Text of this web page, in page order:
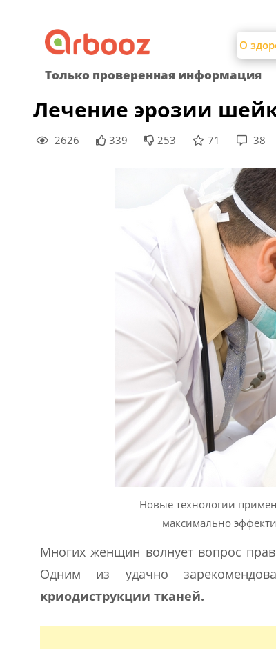
content
О
Только проверенная информация
Лечение эрозии
2626 339 253 71 38
Новые технологии
максимально
Многих женщин волнует вопрос
Одним из удачно
криодиструкции тканей.